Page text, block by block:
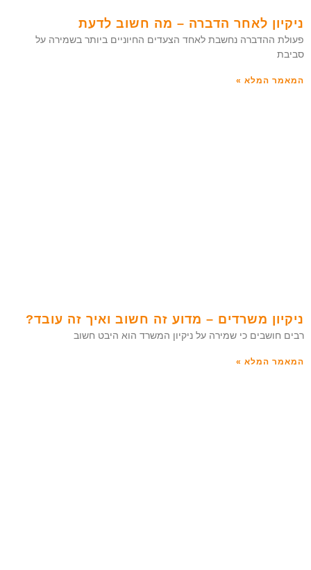
ניקיון לאחר הדברה – מה חשוב לדעת
פעולת ההדברה נחשבת לאחד הצעדים החיוניים ביותר בשמירה על
סביבת
המאמר המלא »
ניקיון משרדים – מדוע זה חשוב ואיך זה עובד?
רבים חושבים כי שמירה על ניקיון המשרד הוא היבט חשוב
המאמר המלא »